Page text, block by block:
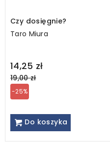
Czy dosięgnie?
Taro Miura
14,25 zł
Regular
price
19,00 zł
-25%
Do koszyka